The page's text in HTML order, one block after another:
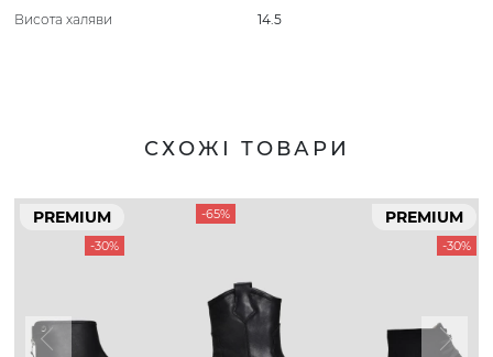
Висота халяви
14.5
СХОЖІ ТОВАРИ
PREMIUM
-30%
-65% PREMIUM
-30%